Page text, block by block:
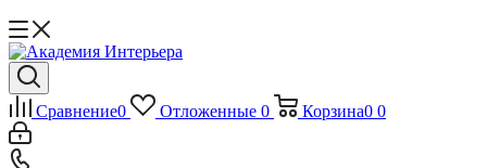
Сравнение0 Отложенные 0 Корзина0 0